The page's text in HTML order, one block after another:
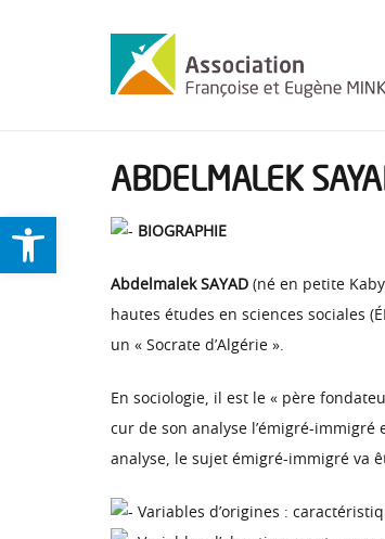
Ouvrir la barre d’outils
ABDELMALEK
BIOGRAPHIE
Abdelmalek SAYAD (né en petite
hautes études en sciences sociales
un « Socrate d’Algérie ».
En sociologie, il est le « père
cur de son analyse l’émigré-
analyse, le sujet émigré-immigré va
Variables d’origines :